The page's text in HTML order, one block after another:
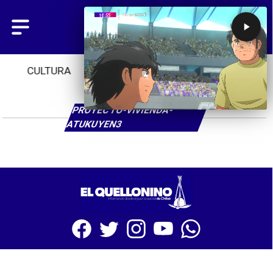
CULTURA TENDENCIAS INICIO
PROYECTO-VIVIENDA-
ATUKUYEN3